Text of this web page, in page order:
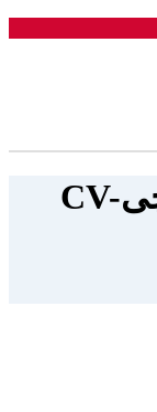
جاروبرقی سطلی هیتاچیCV-